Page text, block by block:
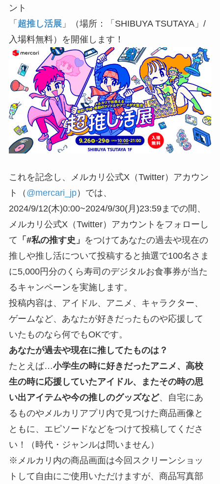
ント
「 超推し活展」（場所：「SHIBUYA TSUTAYA」/
入場料無料）を開催します！
これを記念し、メルカリ公式X（Twitter）アカウン
ト（ @mercari_jp）では、
2024/9/12(木)0:00~2024/9/30(月)23:59までの間、
メルカリ公式X（Twitter）アカウントをフォローし
て 「#私の推す史」 をつけてあなたの過去や現在の
推しや推し活について投稿すると抽選で100名さま
に5,000円分のくら寿司のデジタルお食事券が当た
るキャンペーンを実施します。
投稿内容は、アイドル、アニメ、キャラクター、
ゲームなど、あなたが好きだったものや応援して
いたものなら何でもOKです。
あなたが過去や現在に推してたものは？
たとえば…小学生の時に好きだったアニメ、高校
生の時に応援していたアイドル、またその時の思
い出アイテムや今の推しのグッズなど、自宅にあ
るものやメルカリアプリ内で見つけた商品画像と
ともに、エピソードなどをつけて投稿してくださ
い！（時代・ジャンルは問いません）
※メルカリ内の商品画面は今回スクリーンショッ
トして自由にご使用いただけますが、商品写真部